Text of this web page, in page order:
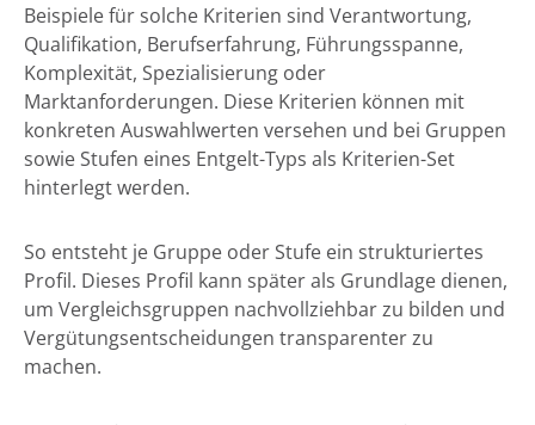
Beispiele für solche Kriterien sind Verantwortung,
Qualifikation, Berufserfahrung, Führungsspanne,
Komplexität, Spezialisierung oder
Marktanforderungen. Diese Kriterien können mit
konkreten Auswahlwerten versehen und bei Gruppen
sowie Stufen eines Entgelt-Typs als Kriterien-Set
hinterlegt werden.
So entsteht je Gruppe oder Stufe ein strukturiertes
Profil. Dieses Profil kann später als Grundlage dienen,
um Vergleichsgruppen nachvollziehbar zu bilden und
Vergütungsentscheidungen transparenter zu
machen.